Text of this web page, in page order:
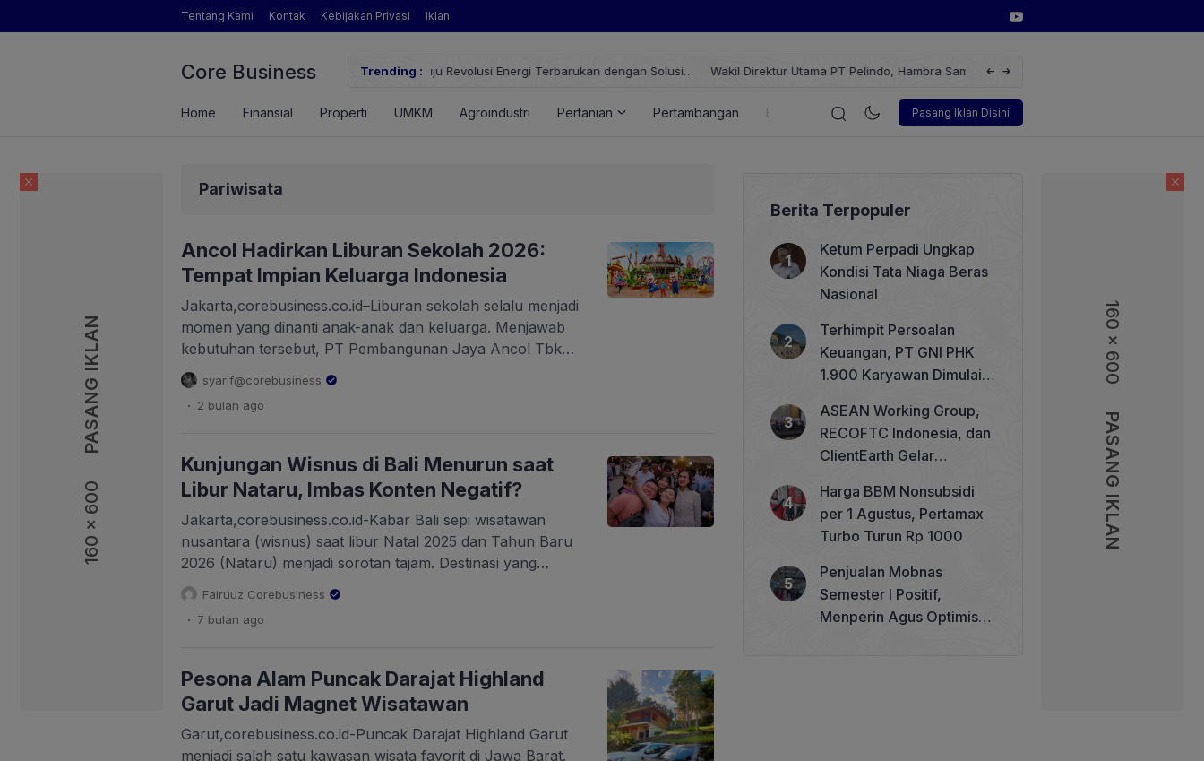
160 x 600
PASANG IKLAN 160 x 600
PASANG IKLAN
Tentang Kami Kontak Kebijakan Privasi Iklan
Core Business Trending :
Power Dorong Indonesia Menuju Revolusi Energi Terbarukan dengan Solusi
Wakil Direktur Utama PT Pelindo, Hambra Samal: Orang Pelindo adalah Pemikir
Ketum ASPEBINDO Anggawira:
Pasang Iklan Disini
Home Finansial Properti UMKM Agroindustri Pertanian Pertambangan Energi Korporasi Teknologi Otomotif
Pariwisata
Ancol Hadirkan Liburan Sekolah 2026:
Tempat Impian Keluarga Indonesia
Jakarta,corebusiness.co.id–Liburan sekolah selalu menjadi
momen yang dinanti anak-anak dan keluarga. Menjawab
kebutuhan tersebut, PT Pembangunan Jaya Ancol Tbk
menghadirkan berbagai program spesial Liburan Sekolah
2026 yang dirancang untuk menciptakan pengalaman
rekreasi yang tidak hanya menyenangkan, tetapi juga
beragam atraksi hiburan, edukasi, olahraga, dan
pertunjukan interaktif yang akan berlangsung sepanjang
periode […]
syarif@corebusiness
. 2 bulan ago
Kunjungan Wisnus di Bali Menurun saat
Libur Nataru, Imbas Konten Negatif?
Jakarta,corebusiness.co.id-Kabar Bali sepi wisatawan
nusantara (wisnus) saat libur Natal 2025 dan Tahun Baru
2026 (Nataru) menjadi sorotan tajam. Destinasi yang
selama ini jadi primadona liburan nasional, kini justru
Bali yang disebut sepi wisatawan jelang libur Nataru
soal pengalaman kurang menyenangkan di […]
Fairuuz Corebusiness
. 7 bulan ago
Pesona Alam Puncak Darajat Highland
Garut Jadi Magnet Wisatawan
Garut,corebusiness.co.id-Puncak Darajat Highland Garut
menjadi salah satu kawasan wisata favorit di Jawa Barat.
Berita Terpopuler
Ketum Perpadi Ungkap
Kondisi Tata Niaga Beras
Nasional
Terhimpit Persoalan
Keuangan, PT GNI PHK
1.900 Karyawan Dimulai 5
ASEAN Working Group,
RECOFTC Indonesia, dan
ClientEarth Gelar
Memperkuat Tata Kelola
Perhutanan Sosial
Harga BBM Nonsubsidi
per 1 Agustus, Pertamax
Turbo Turun Rp 1000
Penjualan Mobnas
Semester I Positif,
Menperin Agus Optimistis